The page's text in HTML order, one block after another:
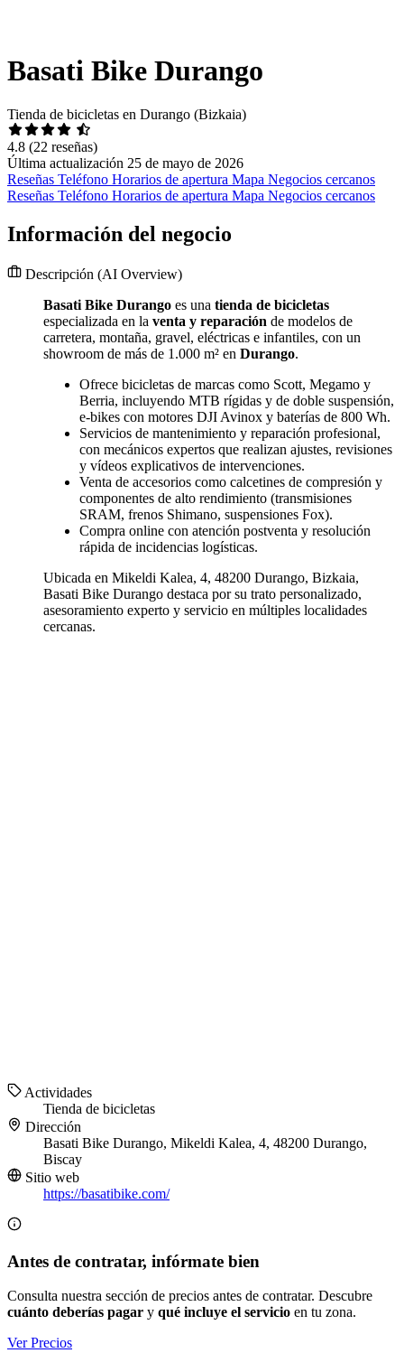
Basati Bike Durango
Tienda de bicicletas en Durango (Bizkaia)
4.8 (22 reseñas)
Última actualización 25 de mayo de 2026
Reseñas Teléfono Horarios de apertura Mapa Negocios cercanos
Reseñas Teléfono Horarios de apertura Mapa Negocios cercanos
Información del negocio
Descripción (AI Overview)
Basati Bike Durango es una tienda de bicicletas
especializada en la venta y reparación de modelos de
carretera, montaña, gravel, eléctricas e infantiles, con un
showroom de más de 1.000 m² en Durango.
Ofrece bicicletas de marcas como Scott, Megamo y
Berria, incluyendo MTB rígidas y de doble suspensión,
e-bikes con motores DJI Avinox y baterías de 800 Wh.
Servicios de mantenimiento y reparación profesional,
con mecánicos expertos que realizan ajustes, revisiones
y vídeos explicativos de intervenciones.
Venta de accesorios como calcetines de compresión y
componentes de alto rendimiento (transmisiones
SRAM, frenos Shimano, suspensiones Fox).
Compra online con atención postventa y resolución
rápida de incidencias logísticas.
Ubicada en Mikeldi Kalea, 4, 48200 Durango, Bizkaia,
Basati Bike Durango destaca por su trato personalizado,
asesoramiento experto y servicio en múltiples localidades
cercanas.
Actividades
Tienda de bicicletas
Dirección
Basati Bike Durango, Mikeldi Kalea, 4, 48200 Durango,
Biscay
Sitio web
https://basatibike.com/
Antes de contratar, infórmate bien
Consulta nuestra sección de precios antes de contratar. Descubre
cuánto deberías pagar y qué incluye el servicio en tu zona.
Ver Precios